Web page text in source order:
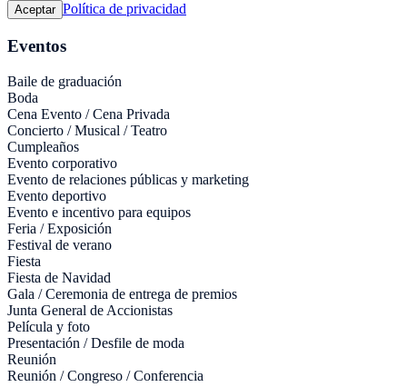
Aceptar Política de privacidad
Eventos
Baile de graduación
Boda
Cena Evento / Cena Privada
Concierto / Musical / Teatro
Cumpleaños
Evento corporativo
Evento de relaciones públicas y marketing
Evento deportivo
Evento e incentivo para equipos
Feria / Exposición
Festival de verano
Fiesta
Fiesta de Navidad
Gala / Ceremonia de entrega de premios
Junta General de Accionistas
Película y foto
Presentación / Desfile de moda
Reunión
Reunión / Congreso / Conferencia